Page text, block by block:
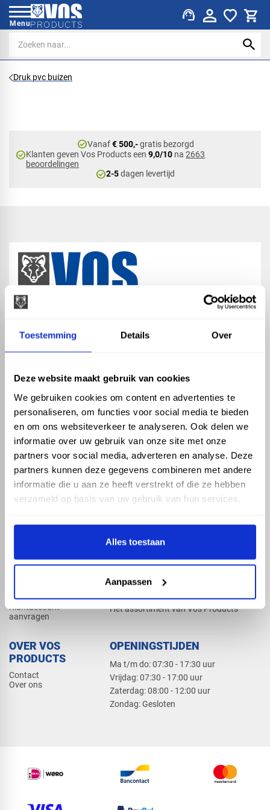
Toestemming Details Over
Deze website maakt gebruik van cookies
We gebruiken cookies om content en advertenties te
personaliseren, om functies voor social media te bieden
en om ons websiteverkeer te analyseren. Ook delen we
informatie over uw gebruik van onze site met onze
partners voor social media, adverteren en analyse. Deze
partners kunnen deze gegevens combineren met andere
informatie die u aan ze heeft verstrekt of die ze hebben
verzameld op basis van uw gebruik van hun services.
Alles toestaan
Aanpassen
Menu support_agent
Druk pvc buizen
check_circleVanaf€ 500,-gratis bezorgd
check_circleKlanten geven Vos Products een9,0/10 na2663
beoordelingen
check_circle2-5dagen levertijd
ASSORTIMENT
Hemelwaterafvoer
Drukleiding
Beregening
Dak en gevel
KENNIS EN HULP
Klantenservice
Kennisbank
Klantaccount
aanvragen
PRODUCTCATALOGUS 2026
Het assortiment van Vos Products
OVER VOS
PRODUCTS
Contact
Over ons
OPENINGSTIJDEN
Ma t/m do: 07:30 - 17:30 uur
​Vrijdag: 07:30 - 17:00 uur
​Zaterdag: 08:00 - 12:00 uur
​Zondag: Gesloten
phone_enabled +31 416 75 02 55
mail info@vosproducts.nl
check_circleDé bouwmarkt van Altena
check_circle Direct uit grote voorraad geleverd met eigen transport
check_circleLevering in NL en BE